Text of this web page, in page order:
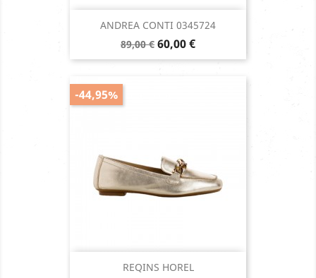
ANDREA CONTI 0345724
Prix
de
89,00 € Prix
60,00 €
REQINS HOREL
-44,95%